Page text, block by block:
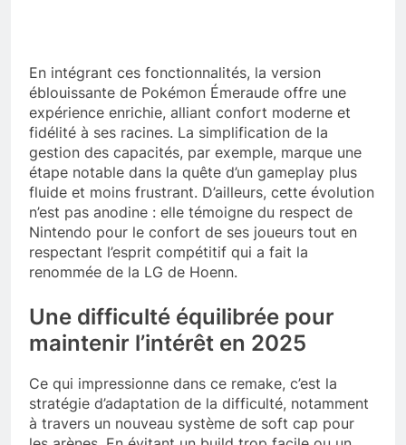
En intégrant ces fonctionnalités, la version
éblouissante de Pokémon Émeraude offre une
expérience enrichie, alliant confort moderne et
fidélité à ses racines. La simplification de la
gestion des capacités, par exemple, marque une
étape notable dans la quête d’un gameplay plus
fluide et moins frustrant. D’ailleurs, cette évolution
n’est pas anodine : elle témoigne du respect de
Nintendo pour le confort de ses joueurs tout en
respectant l’esprit compétitif qui a fait la
renommée de la LG de Hoenn.
Une difficulté équilibrée pour
maintenir l’intérêt en 2025
Ce qui impressionne dans ce remake, c’est la
stratégie d’adaptation de la difficulté, notamment
à travers un nouveau système de soft cap pour